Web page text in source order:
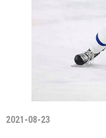
2021-08-23